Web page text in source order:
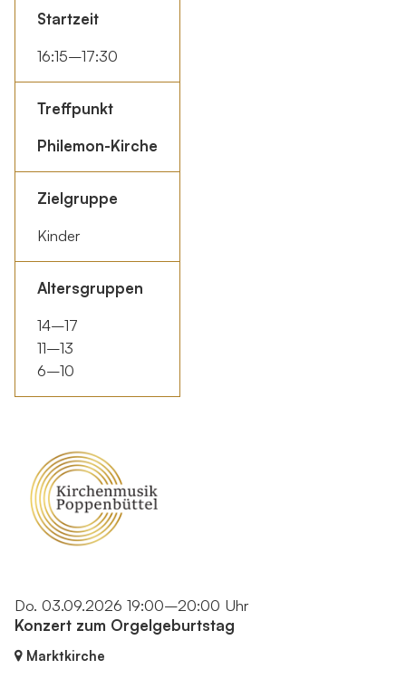
Startzeit
16:15–17:30
Treffpunkt
Philemon-Kirche
Zielgruppe
Kinder
Altersgruppen
14–17
11–13
6–10
Do. 03.09.2026 19:00–20:00 Uhr
Konzert zum Orgelgeburtstag
Marktkirche